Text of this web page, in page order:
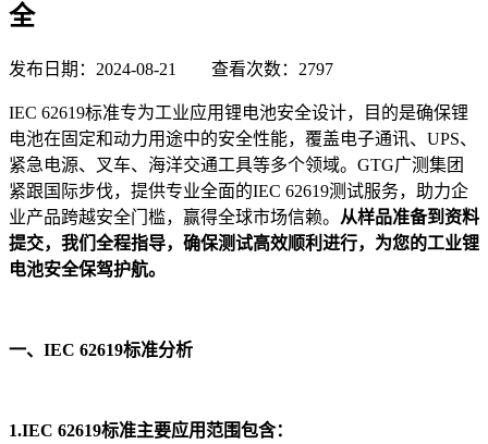
全
发布日期：2024-08-21 查看次数：2797
IEC 62619标准专为工业应用锂电池安全设计，目的是确保锂
电池在固定和动力用途中的安全性能，覆盖电子通讯、UPS、
紧急电源、叉车、海洋交通工具等多个领域。GTG广测集团
紧跟国际步伐，提供专业全面的IEC 62619测试服务，助力企
业产品跨越安全门槛，赢得全球市场信赖。 从样品准备到资料
提交，我们全程指导，确保测试高效顺利进行，为您的工业锂
电池安全保驾护航。
一、IEC 62619标准分析
1.IEC 62619标准主要应用范围包含：